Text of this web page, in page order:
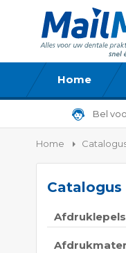
Home
Bel
Home
Catalogus
Afdruklepels